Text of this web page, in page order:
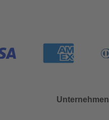
Unternehmen